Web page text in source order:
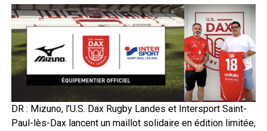
DR : Mizuno, l’U.S. Dax Rugby Landes et Intersport Saint-
Paul-lès-Dax lancent un maillot solidaire en édition limitée,